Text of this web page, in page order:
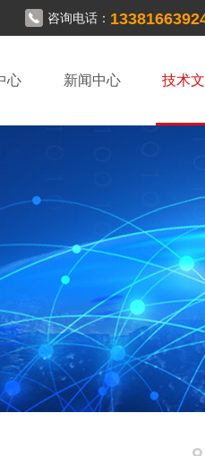
咨询电话：
心 新闻中心 技术